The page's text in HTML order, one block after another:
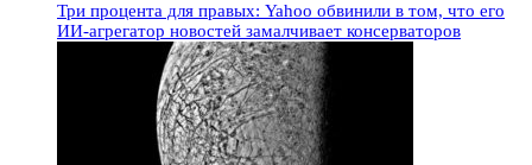
Три процента для правых: Yahoo обвинили в том, что его
ИИ-агрегатор новостей замалчивает консерваторов